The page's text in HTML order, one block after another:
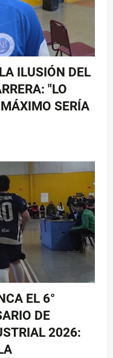
ILUSIÓN DEL
"LO
SERÍA
EL 6°
DE
2026: